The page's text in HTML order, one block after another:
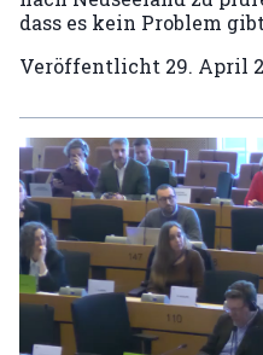
dass es kein Problem
Veröffentlicht 29. April